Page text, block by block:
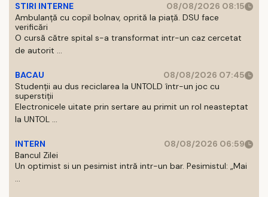
STIRI INTERNE
08/08/2026 08:15
Ambulanță cu copil bolnav, oprită la piață. DSU face
verificări
O cursă către spital s-a transformat intr-un caz cercetat
de autorit ...
BACAU
08/08/2026 07:45
Studenții au dus reciclarea la UNTOLD într-un joc cu
superstiții
Electronicele uitate prin sertare au primit un rol neasteptat
la UNTOL ...
INTERN
08/08/2026 06:59
Bancul Zilei
Un optimist si un pesimist intră intr-un bar. Pesimistul: „Mai
...